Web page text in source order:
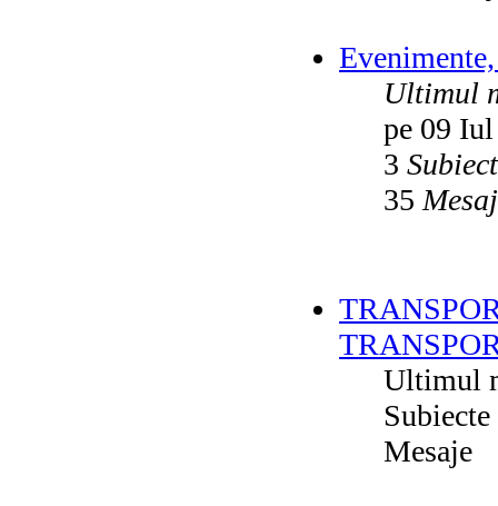
Ultimul
pe 09
3
35
Ultimul
Subiecte
Mesaje